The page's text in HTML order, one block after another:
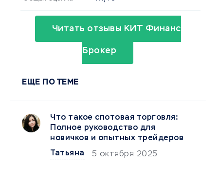
Читать отзывы КИТ Финанс
Брокер
ЕЩЕ ПО ТЕМЕ
Что такое спотовая торговля:
Полное руководство для
новичков и опытных трейдеров
Татьяна
5 октября 2025